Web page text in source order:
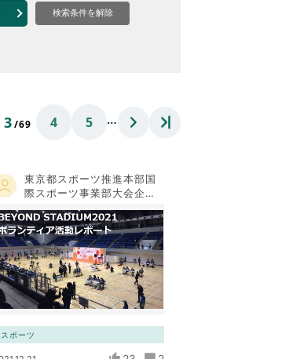
検索条件を解除
3/69 4 5 …
東京都スポーツ推進本部国
際スポーツ事業部大会企画
スポーツ